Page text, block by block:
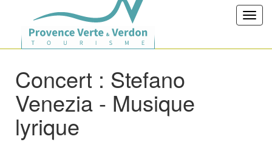
Concert : Stefano
Venezia - Musique
lyrique